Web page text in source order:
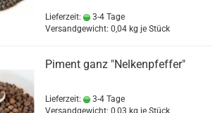
Lieferzeit:
3-4 Tage
Versandgewicht: 0,04kg je Stück
Piment ganz "Nelkenpfeffer"
Lieferzeit:
3-4 Tage
Versandgewicht: 0,03 kg je Stück